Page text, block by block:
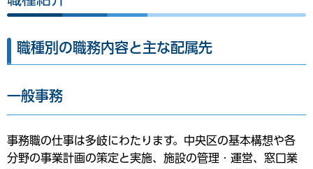
職種別の職務内容と主な配属先
一般事務
事務職の仕事は多岐にわたります。中央区の基本構想や各
分野の事業計画の策定と実施、施設の管理・運営、窓口業